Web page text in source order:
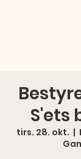
S'ets
tirs. 28. okt.
  |